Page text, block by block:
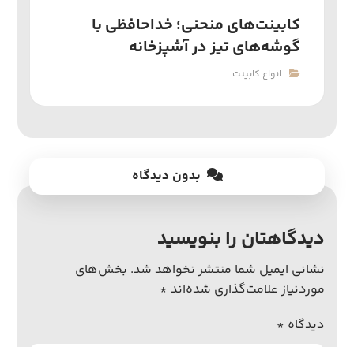
کابینت‌های منحنی؛ خداحافظی با
گوشه‌های تیز در آشپزخانه
انواع کابینت
بدون دیدگاه
دیدگاهتان را بنویسید
نشانی ایمیل شما منتشر نخواهد شد. بخش‌های
موردنیاز علامت‌گذاری شده‌اند *
دیدگاه *